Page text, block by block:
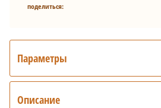
поделиться:
Параметры
Описание